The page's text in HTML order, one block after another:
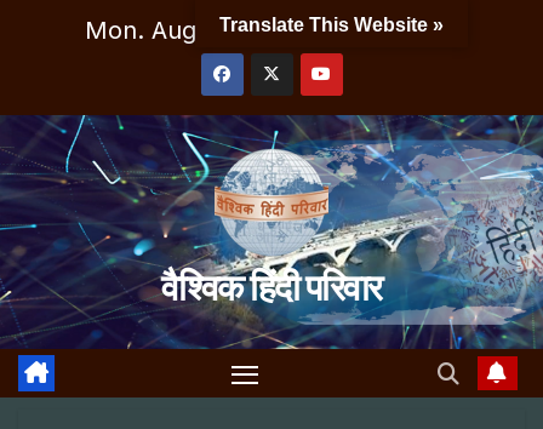
Mon. Aug 10th, 2026 5:43:15 AM
वैश्विक हिंदी परिवार
Translate This Website »